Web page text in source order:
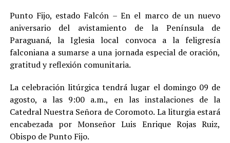
Punto Fijo, estado Falcón – En el marco de un nuevo
aniversario del avistamiento de la Península de
Paraguaná, la Iglesia local convoca a la feligresía
falconiana a sumarse a una jornada especial de oración,
gratitud y reflexión comunitaria.
La celebración litúrgica tendrá lugar el domingo 09 de
agosto, a las 9:00 a.m., en las instalaciones de la
Catedral Nuestra Señora de Coromoto. La liturgia estará
encabezada por Monseñor Luis Enrique Rojas Ruiz,
Obispo de Punto Fijo.